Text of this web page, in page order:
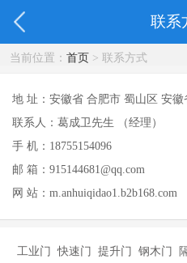
联系
当前位置： 首页> 联系方式
地 址：安徽省 合肥市 蜀山区 安
联系人：葛成卫先生 （经理）
手 机：18755154096
邮 箱：915144681@qq.com
网 站：m.anhuiqidao1.b2b168.com
工业门 快速门 提升门 钢木门